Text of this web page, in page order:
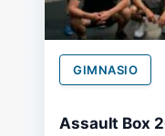
GIMNASIO
Assault Box